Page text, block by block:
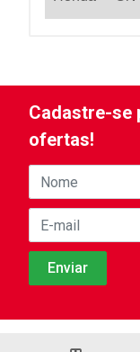
Cadastre-se
ofertas!